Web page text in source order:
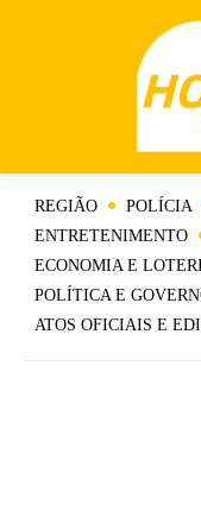
REGIÃO POLÍCIA
ENTRETENIMENTO
ECONOMIA E
POLÍTICA E
ATOS OFICIAIS E